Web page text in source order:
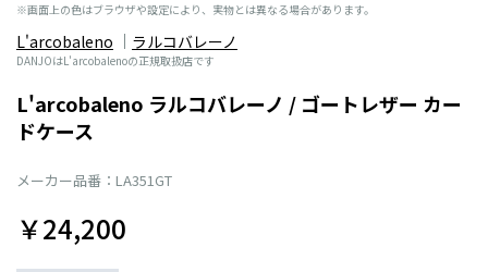
※画面上の色はブラウザや設定により、実物とは異なる場合があります。
L'arcobaleno ラルコバレーノ
DANJOはL'arcobalenoの正規取扱店です
L'arcobaleno ラルコバレーノ / ゴートレザー カー
ドケース
メーカー品番：LA351GT
￥24,200